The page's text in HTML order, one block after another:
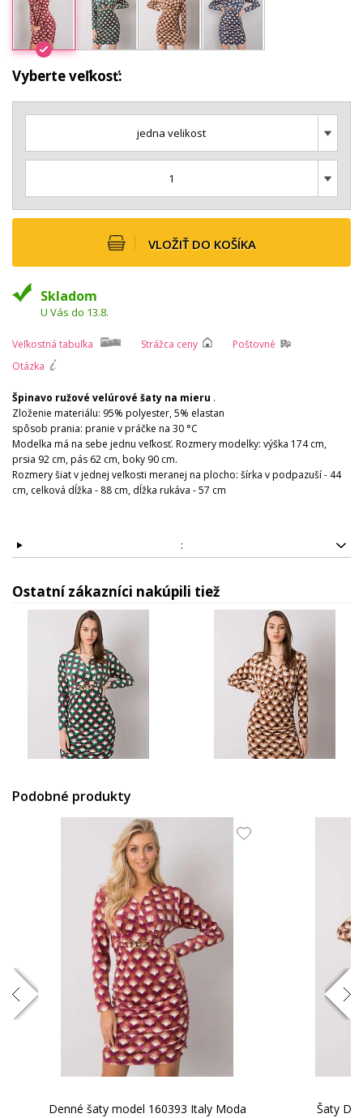
Vyberte veľkosť:
jedna velikost
1
VLOŽIŤ DO KOŠÍKA
Skladom
U Vás do 13.8.
Veľkostná tabuľka Strážca ceny
Poštovné
Otázka
Špinavo ružové velúrové šaty na mieru .
Zloženie materiálu: 95% polyester, 5% elastan
spôsob prania: pranie v práčke na 30 °C
Modelka má na sebe jednu veľkosť. Rozmery modelky: výška 174 cm,
prsia 92 cm, pás 62 cm, boky 90 cm.
Rozmery šiat v jednej veľkosti meranej na plocho: šírka v podpazuší - 44
cm, celková dĺžka - 88 cm, dĺžka rukáva - 57 cm
:
Ostatní zákazníci nakúpili tiež
14.48 EUR
Podobné produkty
Denné šaty model 160393 Italy Moda Šaty